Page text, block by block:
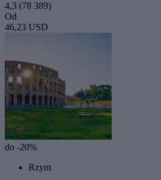
4,3 (78 389)
Od
46,23 USD
do -20%
Rzym